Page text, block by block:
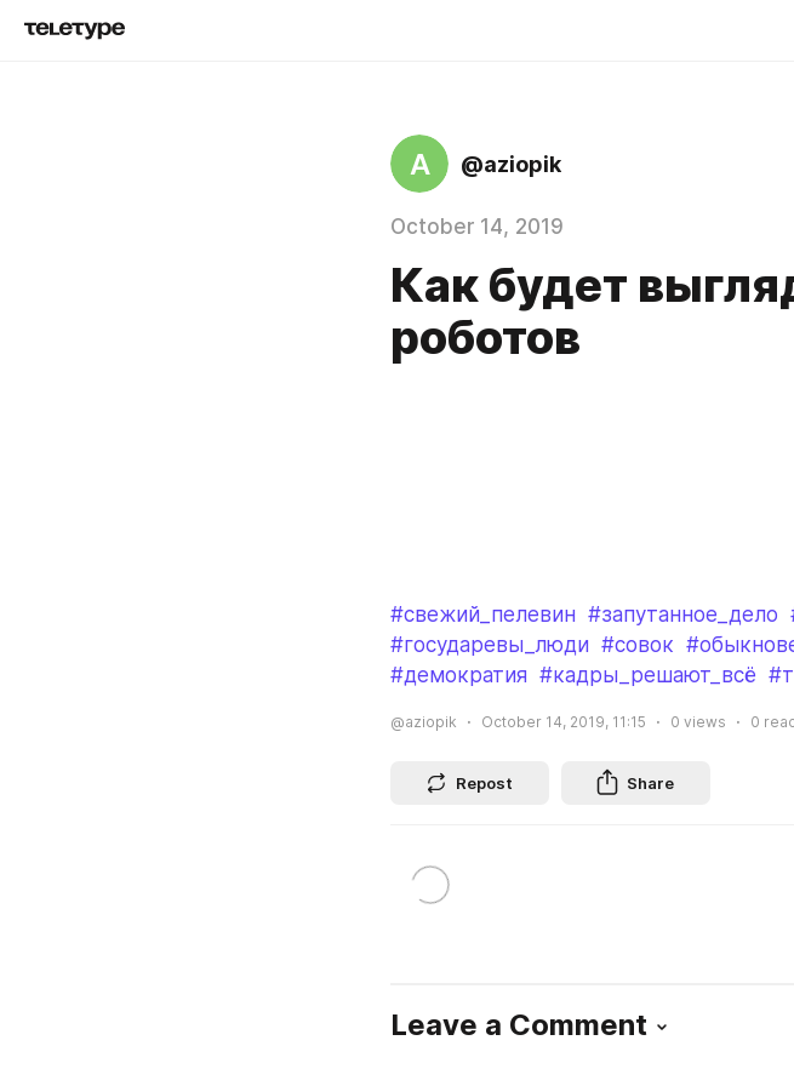
A @aziopik
October 14, 2019
Как будет
роботов
#свежий_пелевин #запутанное_дело
#государевы_люди #совок
#демократия #кадры_решают_всё
@aziopik October 14, 2019, 11:15 0 views 0
Repost Share
Leave a Comment